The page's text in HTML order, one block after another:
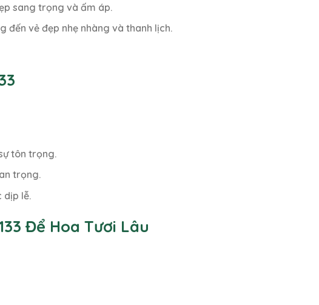
sang trọng và ấm áp.
đến vẻ đẹp nhẹ nhàng và thanh lịch.
tôn trọng.
trọng.
dịp lễ.
Để Hoa Tươi Lâu